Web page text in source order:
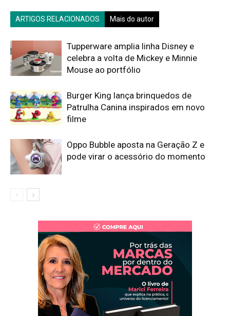
ARTIGOS RELACIONADOS Mais do autor
Tupperware amplia linha Disney e
celebra a volta de Mickey e Minnie
Mouse ao portfólio
Burger King lança brinquedos de
Patrulha Canina inspirados em novo
filme
Oppo Bubble aposta na Geração Z e
pode virar o acessório do momento